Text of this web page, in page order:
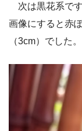
次は黒花系です
画像にすると赤
（3cm）でした。